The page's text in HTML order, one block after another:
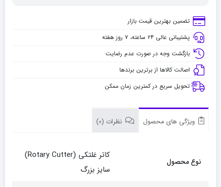
تضمین بهترین قیمت بازار
پشتیبانی عالی ۲۴ ساعته، ۷ روز هفته
بازگشت وجه در صورت عدم رضایت
اصالت کالاها از برترین برندها
تحویل سریع در کمترین زمان ممکن
ویژگی های محصول نظرات (0)
نوع محصول
کاتر غلتکی (Rotary Cutter)
سایز بزرگ